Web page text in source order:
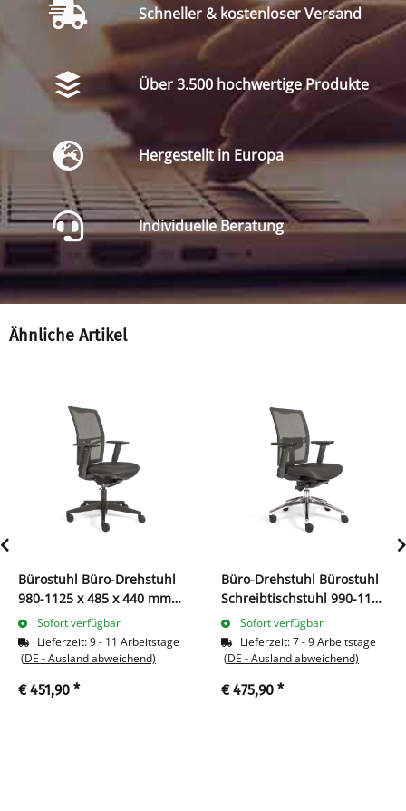
Schneller & kostenloser Versand
Über 3.500 hochwertige Produkte
Hergestellt in Europa
Individuelle Beratung
Ähnliche Artikel
Bürostuhl Büro-Drehstuhl
980-1125 x 485 x 440 mm
Schwarz 210350
Sofort verfügbar
Lieferzeit:9 - 11 Arbeitstage
(DE - Ausland abweichend)
€ 451,90 *
Büro-Drehstuhl Bürostuhl
Schreibtischstuhl 990-1135
x 485 x 440 mm Schwarz
Sofort verfügbar
Lieferzeit:7 - 9 Arbeitstage
(DE - Ausland abweichend)
€ 475,90 *